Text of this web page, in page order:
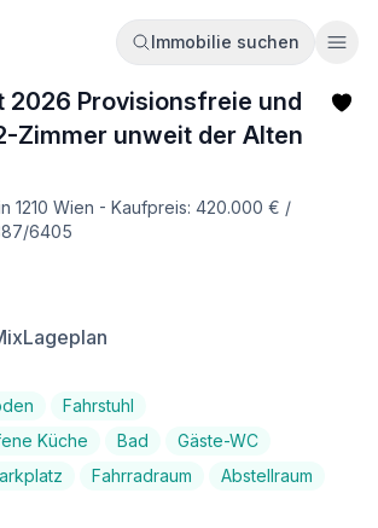
Immobilie suchen
2026 Provisionsfreie und
Zimmer unweit der Alten
1210 Wien - Kaufpreis: 420.000 € /
6405
Lageplan
Fahrstuhl
Küche
Bad
Gäste-WC
Fahrradraum
Abstellraum